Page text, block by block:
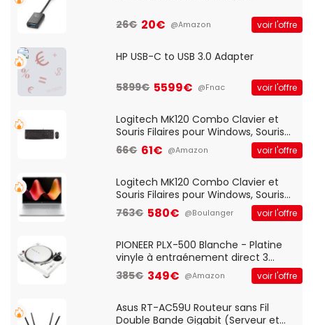
26€ 20€ @Amazon voir l'offre
HP USB-C to USB 3.0 Adapter
5899€ 5599€ @Fnac voir l'offre
Logitech MK120 Combo Clavier et
Souris Filaires pour Windows, Souris
Optique Filaire, Connexion USB Plug
And Play, Confortable, Taille
QWERTY UK - Noir
66€ 61€ @Amazon voir l'offre
Logitech MK120 Combo Clavier et
Souris Filaires pour Windows, Souris
Optique Filaire, Connexion USB Plug
And Play, Confortable, Taille
QWERTY UK - Noir
763€ 580€ @Boulanger voir l'offre
PIONEER PLX-500 Blanche - Platine
vinyle à entraénement direct 3
vitesses (33-45-78 trs/min) avec
pre-ampli intégré et port USB
385€ 349€ @Amazon voir l'offre
Asus RT-AC59U Routeur sans Fil
Double Bande Gigabit (Serveur et